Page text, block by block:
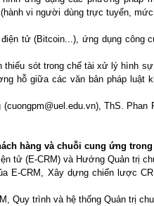
vi người dùng trực tuyến,
tử (Bitcoin...), ứng dụng công
thiếu sót trong chế tài xử lý hình
hỗ giữa các văn bản pháp luật
ThS. Phan
hàng và chuỗi cung ứng
tử (E-CRM) và Hướng Quản trị
E-CRM, Xây dựng chiến lược
Quy trình và hệ thống Quản trị